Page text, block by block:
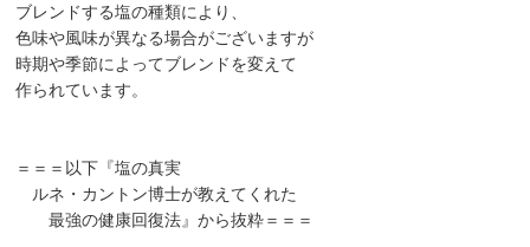
ブレンドする塩の種類により、
色味や風味が異なる場合がございますが
時期や季節によってブレンドを変えて
作られています。
＝＝＝以下『塩の真実
ルネ・カントン博士が教えてくれた
最強の健康回復法』から抜粋＝＝＝